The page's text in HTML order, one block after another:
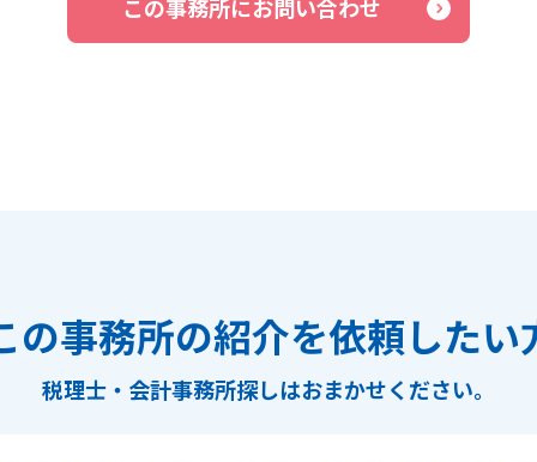
この事務所にお問い合わせ
の事務所の紹介を依頼したい
税理士・会計事務所探しはおまかせください。